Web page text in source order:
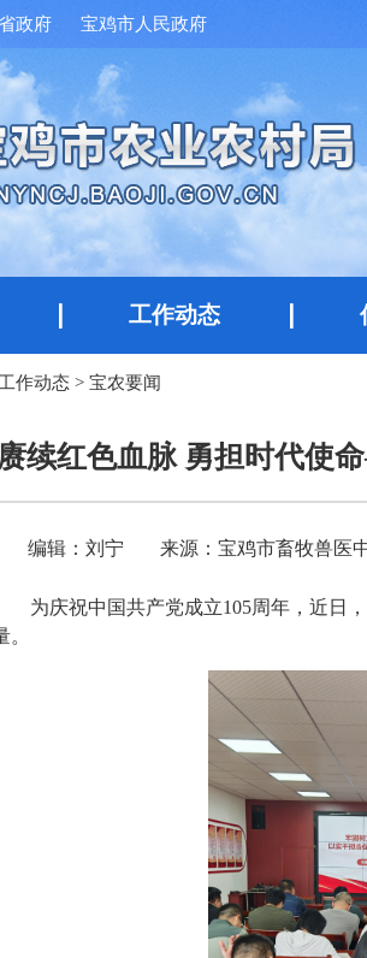
政府 宝鸡市人民政府
工作动态
工作动态 > 宝农要闻
赓续红色血脉 勇担时代使
编辑：刘宁 来源：宝鸡市畜牧兽医
为庆祝中国共产党成立105周年，近日
。